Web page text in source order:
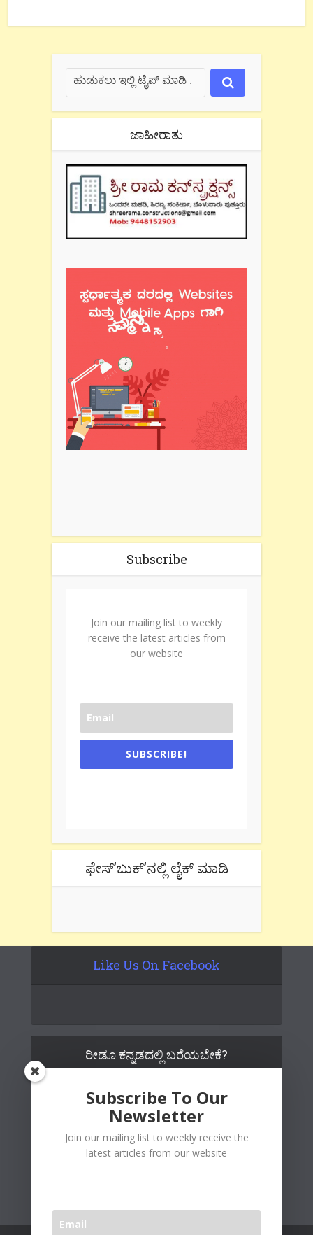
ಜಾಹೀರಾತು
Subscribe
Join our mailing list to weekly
receive the latest articles from
our website
SUBSCRIBE!
ಫೇಸ್’ಬುಕ್’ನಲ್ಲಿ ಲೈಕ್ ಮಾಡಿ
Like Us On Facebook
ರೀಡೂ ಕನ್ನಡದಲ್ಲಿ ಬರೆಯಬೇಕೆ?
Subscribe To Our
Newsletter
Join our mailing list to weekly receive the
latest articles from our website